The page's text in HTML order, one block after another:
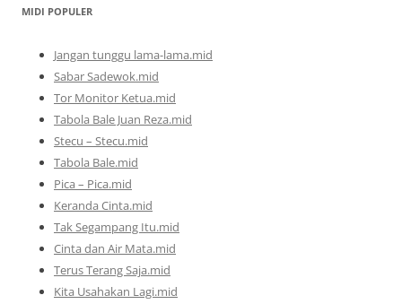
MIDI POPULER
Jangan tunggu lama-lama.mid
Sabar Sadewok.mid
Tor Monitor Ketua.mid
Tabola Bale Juan Reza.mid
Stecu – Stecu.mid
Tabola Bale.mid
Pica – Pica.mid
Keranda Cinta.mid
Tak Segampang Itu.mid
Cinta dan Air Mata.mid
Terus Terang Saja.mid
Kita Usahakan Lagi.mid